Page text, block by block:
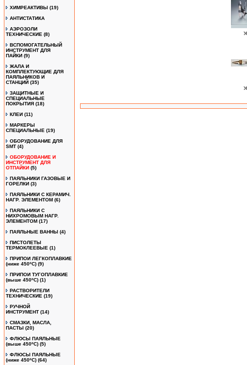
ХИМРЕАКТИВЫ (19)
АНТИСТАТИКА
АЭРОЗОЛИ
ТЕХНИЧЕСКИЕ (8)
ВСПОМОГАТЕЛЬНЫЙ
ИНСТРУМЕНТ ДЛЯ
ПАЙКИ (9)
ЖАЛА И
КОМПЛЕКТУЮЩИЕ ДЛЯ
ПАЯЛЬНИКОВ И
СТАНЦИЙ (35)
ЗАЩИТНЫЕ И
СПЕЦИАЛЬНЫЕ
ПОКРЫТИЯ (18)
КЛЕИ (11)
МАРКЕРЫ
СПЕЦИАЛЬНЫЕ (19)
ОБОРУДОВАНИЕ ДЛЯ
SMT (4)
ОБОРУДОВАНИЕ И
ИНСТРУМЕНТ ДЛЯ
ОТПАЙКИ (5)
ПАЯЛЬНИКИ ГАЗОВЫЕ И
ГОРЕЛКИ (3)
ПАЯЛЬНИКИ С КЕРАМИЧ.
НАГР. ЭЛЕМЕНТОМ (6)
ПАЯЛЬНИКИ С
НИХРОМОВЫМ НАГР.
ЭЛЕМЕНТОМ (17)
ПАЯЛЬНЫЕ ВАННЫ (4)
ПИСТОЛЕТЫ
ТЕРМОКЛЕЕВЫЕ (1)
ПРИПОИ ЛЕГКОПЛАВКИЕ
(ниже 450ºС) (9)
ПРИПОИ ТУГОПЛАВКИЕ
(выше 450ºС) (1)
РАСТВОРИТЕЛИ
ТЕХНИЧЕСКИЕ (19)
РУЧНОЙ
ИНСТРУМЕНТ (14)
СМАЗКИ, МАСЛА,
ПАСТЫ (20)
ФЛЮСЫ ПАЯЛЬНЫЕ
(выше 450ºC) (5)
ФЛЮСЫ ПАЯЛЬНЫЕ
(ниже 450ºC) (64)